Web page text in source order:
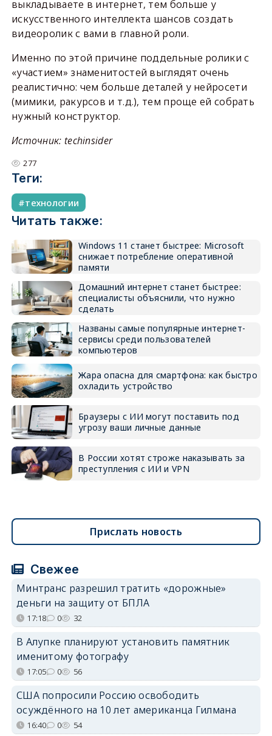
выкладываете в интернет, тем больше у
искусственного интеллекта шансов создать
видеоролик с вами в главной роли.
Именно по этой причине поддельные ролики с
«участием» знаменитостей выглядят очень
реалистично: чем больше деталей у нейросети
(мимики, ракурсов и т.д.), тем проще ей собрать
нужный конструктор.
Источник: techinsider
277
Теги:
технологии
Читать также:
Windows 11 станет быстрее: Microsoft
снижает потребление оперативной
памяти
Домашний интернет станет быстрее:
специалисты объяснили, что нужно
сделать
Названы самые популярные интернет-
сервисы среди пользователей
компьютеров
Жара опасна для смартфона: как быстро
охладить устройство
Браузеры с ИИ могут поставить под
угрозу ваши личные данные
В России хотят строже наказывать за
преступления с ИИ и VPN
Прислать новость
Свежее
Минтранс разрешил тратить «дорожные»
деньги на защиту от БПЛА
17:18 0 32
В Алупке планируют установить памятник
именитому фотографу
17:05 0 56
США попросили Россию освободить
осуждённого на 10 лет американца Гилмана
16:40 0 54